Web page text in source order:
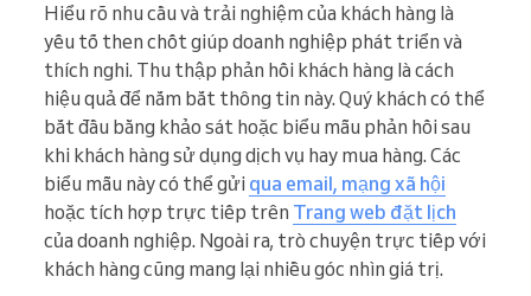
Hiểu rõ nhu cầu và trải nghiệm của khách hàng là
yếu tố then chốt giúp doanh nghiệp phát triển và
thích nghi. Thu thập phản hồi khách hàng là cách
hiệu quả để nắm bắt thông tin này. Quý khách có thể
bắt đầu bằng khảo sát hoặc biểu mẫu phản hồi sau
khi khách hàng sử dụng dịch vụ hay mua hàng. Các
biểu mẫu này có thể gửi qua email, mạng xã hội
hoặc tích hợp trực tiếp trên Trang web đặt lịch
của doanh nghiệp. Ngoài ra, trò chuyện trực tiếp với
khách hàng cũng mang lại nhiều góc nhìn giá trị.